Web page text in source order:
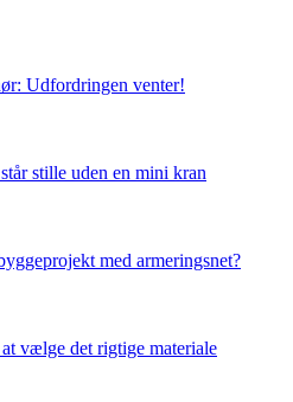
Udfordringen venter!
stille uden en mini kran
med armeringsnet?
vælge det rigtige materiale